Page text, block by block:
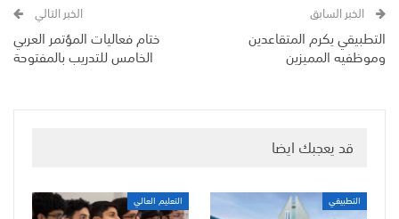
الخبر السابق
التطبيقي يكرم المتقاعدين
وموظفيه المميزين
الخبر التالي
ختام فعاليات المؤتمر العربي
الخامس للتدريب بالمفتوحة
قد يعجبك ايضا
التطبيقي التعليم العالي